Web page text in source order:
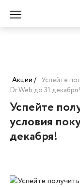
Акции / Успейте
Dr.Web до 31 декабря!
Успейте
условия
декабря!